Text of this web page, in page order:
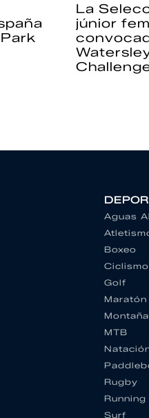
La
júnior
Aguas
Boxeo
Ciclismo
Golf
Maratón
Montaña
MTB
Rugby
Running
Surf